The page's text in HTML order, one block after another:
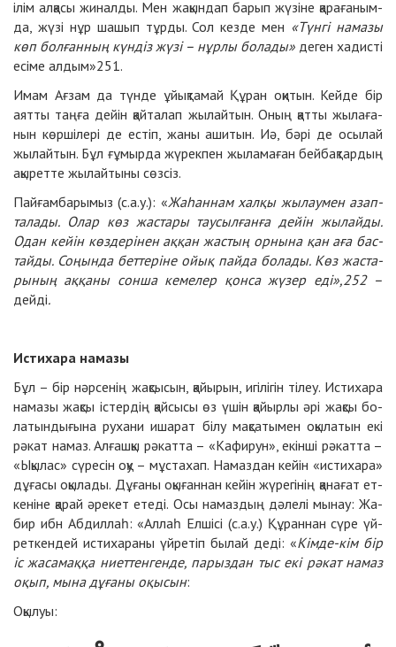
ілім ал­қа­сы жи­нал­ды. Мен жа­қын­дап ба­рып жү­зі­не қа­ра­ға­ным­
да, жү­зі нұр ша­шып тұр­ды. Сол кез­де мен «Түн­гі на­ма­зы
көп бол­ған­ның күн­діз жү­зі – нұр­лы бо­ла­ды» де­ген ха­дис­ті
есі­ме ал­дым»251.
Имам Ағ­зам да түн­де ұйық­та­май Құ­ран оқи­тын. Кейде бір
аят­ты таң­ға дейін қайта­лап жы­лай­тын. Оның қат­ты жы­ла­ға­
нын көр­ші­ле­рі де ес­тіп, жа­ны аши­тын. Иә, бә­рі де осы­лай
жы­лай­тын. Бұл ғұ­мыр­да жү­рек­пен жы­ла­ма­ған бейбақтардың
ақы­рет­те жы­лайты­ны сөз­сіз.
Пай­ғам­ба­ры­мыз (с.а.у.): «Жа­һан­нам хал­қы жы­лау­мен азап­
та­ла­ды. Олар көз жас­та­ры тау­сыл­ған­ға дейін жы­лайды.
Одан кейін көз­де­рі­нен ақ­қан жас­тың ор­ны­на қан аға бас­
тайды. Со­ңын­да бет­те­рі­не ойық пайда бо­ла­ды. Көз жас­та­
ры­ның ақ­қа­ны сон­ша ке­ме­лер қон­са жү­зереді»,252–
дейді.
Ис­ти­ха­ра на­ма­зы
Бұл – бір нәр­се­нің жақ­сы­сын, қайы­рын, игі­лі­гін тілеу. Ис­ти­ха­ра
на­ма­зы жақ­сы іс­тер­дің қайсы­сы өз үшін қайыр­лы әрі жақ­сы бо­
ла­тын­ды­ғы­на ру­ха­ни иша­рат бі­лу мақ­са­ты­мен оқы­ла­тын екі
рә­кат на­маз. Ал­ғаш­қы рә­кат­та – «Ка­фи­рун», екін­ші рә­кат­та –
«Ықы­лас» сү­ре­сін оқу – мұс­та­хап. На­маз­дан кейін «ис­ти­ха­ра»
дұ­ға­сы оқы­ла­ды. Дұ­ға­ны оқы­ған­нан кейін жү­ре­гі­нің қа­на­ғат ет­
ке­ні­не қа­рай әре­кет ете­ді. Осы на­маз­дың дә­ле­лі мынау: Жа­
бир ибн Аб­дил­лаһ: «Аллаһ Ел­ші­сі (с.а.у.) Құ­ран­нан сү­ре үй­
рет­кен­дей ис­ти­ха­ра­ны үйре­тіп бы­лай де­ді: «Кім­де-кім бір
іс жа­са­мақ­қа ниет­тен­ген­де, па­рыз­дан тыс екі рә­кат на­маз
оқып, мы­на дұ­ға­ны оқы­сын:
Оқылуы: